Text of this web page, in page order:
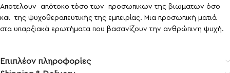
Αποτελουν απότοκο τόσο των προσωπικων της βιωματων όσο
και της ψυχοθεραπευτικής της εμπειρίας. Μια προσωπική ματιά
στα υπαρξιακά ερωτήματα που βασανίζουν την ανθρώπινη ψυχή.
Επιπλέον πληροφορίες